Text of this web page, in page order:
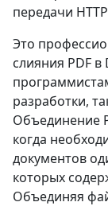
передачи
Это
слияния PDF в
разработки,
Объединение
когда
документов
которых
Объединяя